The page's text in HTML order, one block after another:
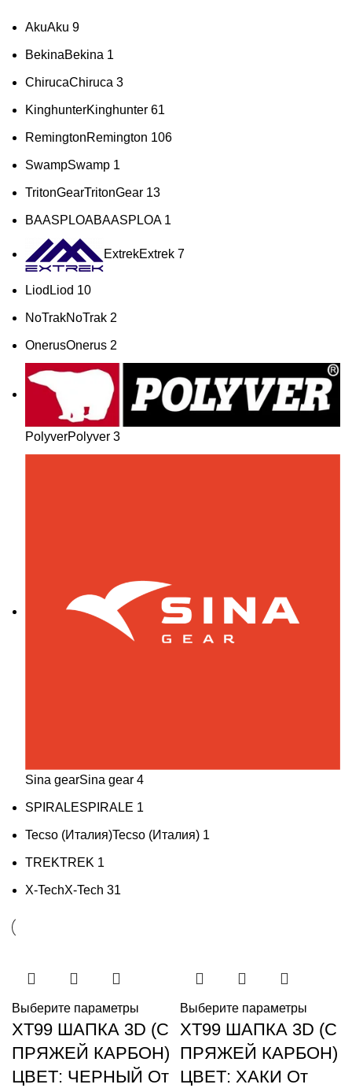
AkuAku 9
BekinaBekina 1
ChirucaChiruca 3
KinghunterKinghunter 61
RemingtonRemington 106
SwampSwamp 1
TritonGearTritonGear 13
BAASPLOABAASPLOA 1
ExtrekExtrek 7
Liod Liod 10
NoTrakNoTrak 2
OnerusOnerus 2
PolyverPolyver 3
Sina gearSina gear 4
SPIRALESPIRALE 1
Tecso (Италия)Tecso (Италия) 1
TREKTREK 1
X-TechX-Tech 31
Выберите параметры
XT99 ШАПКА 3D (С
ПРЯЖЕЙ КАРБОН)
ЦВЕТ: ЧЕРНЫЙ От
Выберите параметры
XT99 ШАПКА 3D (С
ПРЯЖЕЙ КАРБОН)
ЦВЕТ: ХАКИ От